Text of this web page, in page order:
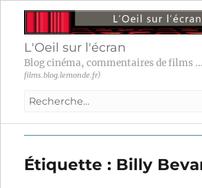
L'Oeil sur l'écran
Blog cinéma, commentaires de films ...
films.blog.lemonde.fr)
Recherche
:
Étiquette : Billy